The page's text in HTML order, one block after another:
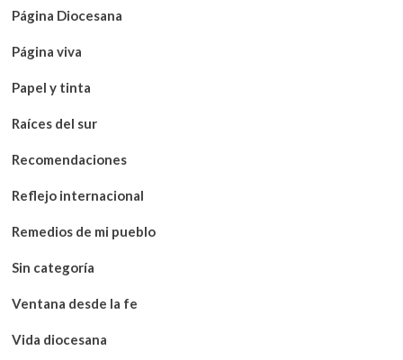
Página Diocesana
Página viva
Papel y tinta
Raíces del sur
Recomendaciones
Reflejo internacional
Remedios de mi pueblo
Sin categoría
Ventana desde la fe
Vida diocesana